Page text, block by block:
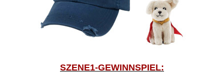
SZENE1-GEWINNSPIEL: